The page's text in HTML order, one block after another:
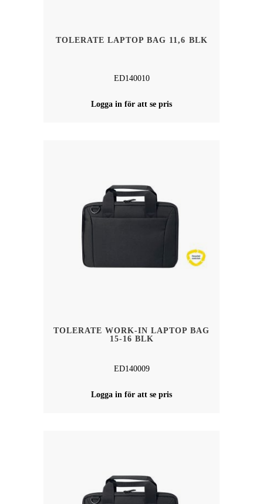
TOLERATE LAPTOP BAG 11,6 BLK
ED140010
Logga in för att se pris
TOLERATE WORK-IN LAPTOP BAG
15-16 BLK
ED140009
Logga in för att se pris